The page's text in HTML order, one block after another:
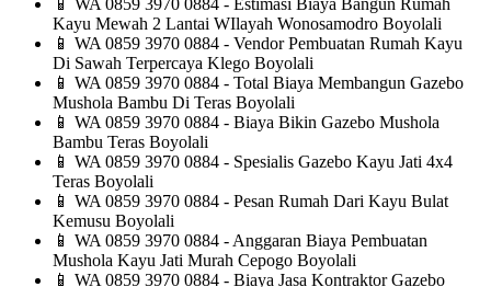
Kayu Mewah 2 Lantai WIlayah Wonosamodro Boyolali
📱 WA 0859 3970 0884 - Vendor Pembuatan Rumah Kayu
Di Sawah Terpercaya Klego Boyolali
📱 WA 0859 3970 0884 - Total Biaya Membangun Gazebo
Mushola Bambu Di Teras Boyolali
📱 WA 0859 3970 0884 - Biaya Bikin Gazebo Mushola
Bambu Teras Boyolali
📱 WA 0859 3970 0884 - Spesialis Gazebo Kayu Jati 4x4
Teras Boyolali
📱 WA 0859 3970 0884 - Pesan Rumah Dari Kayu Bulat
Kemusu Boyolali
📱 WA 0859 3970 0884 - Anggaran Biaya Pembuatan
Mushola Kayu Jati Murah Cepogo Boyolali
📱 WA 0859 3970 0884 - Biaya Jasa Kontraktor Gazebo